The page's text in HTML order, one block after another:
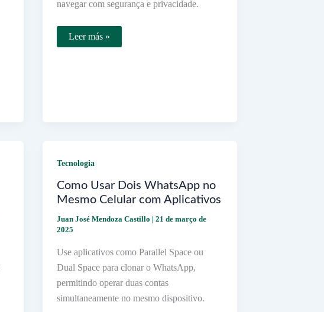
navegar com segurança e privacidade.
Como
Usar
Leer más »
Tecnologia
Como Usar Dois WhatsApp no
Mesmo Celular com Aplicativos
Juan José Mendoza Castillo |21 de março de
2025
Use aplicativos como Parallel Space ou
Dual Space para clonar o WhatsApp,
permitindo operar duas contas
simultaneamente no mesmo dispositivo.